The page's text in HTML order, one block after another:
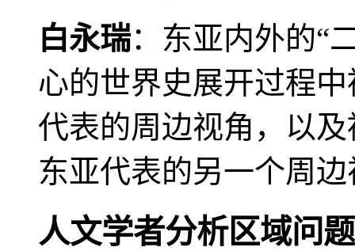
白永瑞：东亚内外的“
心的世界史展开过程
代表的周边视角，以
东亚代表的另一个周
人文学者分析区域问题